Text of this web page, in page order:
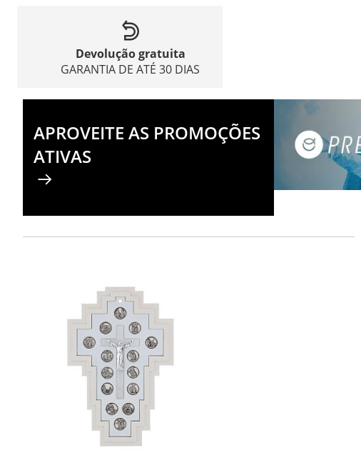
Devolução gratuita
GARANTIA DE ATÉ 30 DIAS
APROVEITE AS PROMOÇÕES
ATIVAS